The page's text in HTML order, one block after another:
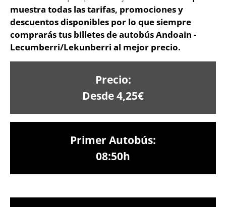
muestra todas las tarifas, promociones y
descuentos disponibles por lo que siempre
comprarás tus billetes de autobús Andoain -
Lecumberri/Lekunberri al mejor precio.
Precio:
Desde 4,25€
Primer Autobús:
08:50h